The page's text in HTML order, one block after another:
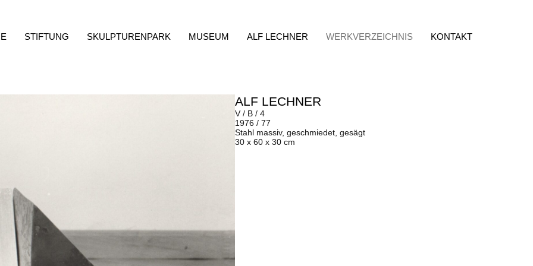
STIFTUNG SKULPTURENPARK MUSEUM ALF LECHNER WERKVERZEICHNIS KONTAKT
ALF LECHNER
V / B / 4
1976 / 77
Stahl massiv, geschmiedet, gesägt
30 x 60 x 30 cm